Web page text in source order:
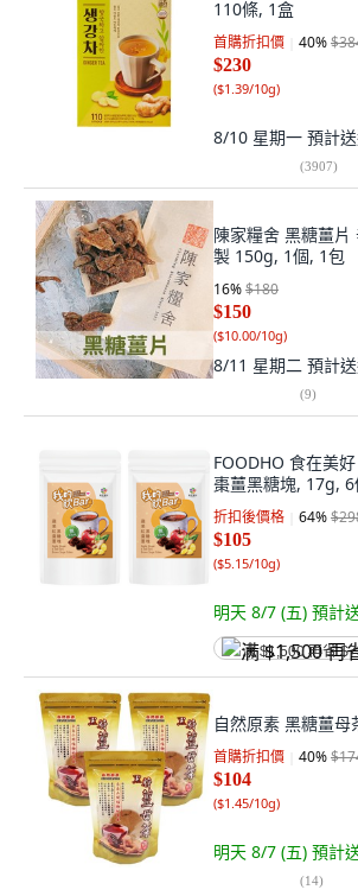
110條, 1盒
首購折扣價 40%
$230
($1.39/10g)
8/10 星期一 預計
(3907)
陳家糧舍 黑糖薑
製 150g, 1個, 1包
16%$180
$150
($10.00/10g)
8/11 星期二 預計
(9)
FOODHO 食在美
棗薑黑糖塊, 17g,
折扣後價格 64%
$105
($5.15/10g)
明天 8/7 (五) 預計
满 $1,500 再省
自然原素 黑糖薑
首購折扣價 40%
$104
($1.45/10g)
明天 8/7 (五) 預計
(14)